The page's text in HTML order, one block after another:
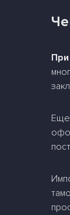
Еще